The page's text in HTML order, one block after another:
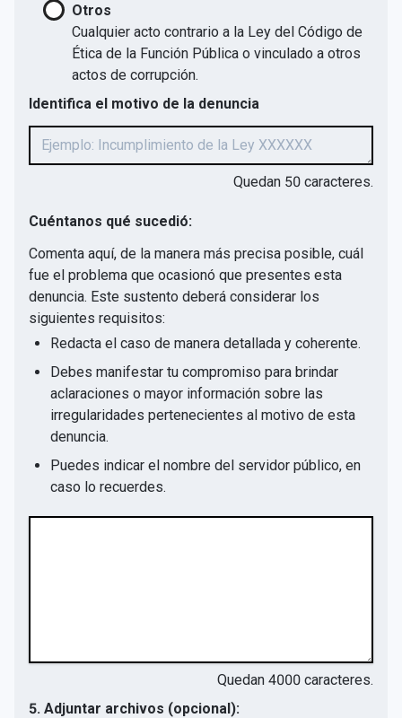
Otros
Cualquier acto contrario a la Ley del Código de
Ética de la Función Pública o vinculado a otros
actos de corrupción.
Identifica el motivo de la denuncia
Quedan 50 caracteres.
Cuéntanos qué sucedió:
Comenta aquí, de la manera más precisa posible, cuál
fue el problema que ocasionó que presentes esta
denuncia. Este sustento deberá considerar los
siguientes requisitos:
Redacta el caso de manera detallada y coherente.
Debes manifestar tu compromiso para brindar
aclaraciones o mayor información sobre las
irregularidades pertenecientes al motivo de esta
denuncia.
Puedes indicar el nombre del servidor público, en
caso lo recuerdes.
Quedan 4000 caracteres.
5. Adjuntar archivos (opcional):